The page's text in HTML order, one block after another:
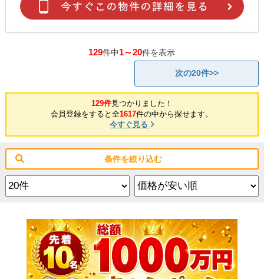
129件中1～20件を表示
次の20件>>
129件見つかりました！
会員登録をすると全1617件の中から探せます。
今すぐ見る
条件を絞り込む